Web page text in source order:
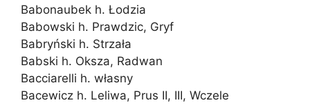
Babonaubek h. Łodzia
Babowski h. Prawdzic, Gryf
Babryński h. Strzała
Babski h. Oksza, Radwan
Bacciarelli h. własny
Bacewicz h. Leliwa, Prus II, III, Wczele